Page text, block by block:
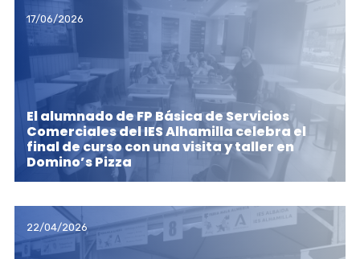
17/06/2026
El alumnado de FP Básica de Servicios
Comerciales del IES Alhamilla celebra el
final de curso con una visita y taller en
Domino’s Pizza
22/04/2026